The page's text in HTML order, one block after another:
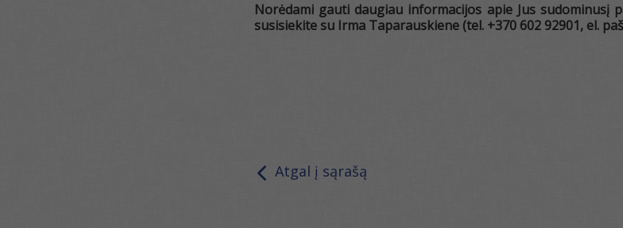
Norėdami gauti daugiau informacijos apie Jus sudominusį
susisiekite su Irma Taparauskiene (tel. +370 602 92901, el.
Atgal į sąrašą